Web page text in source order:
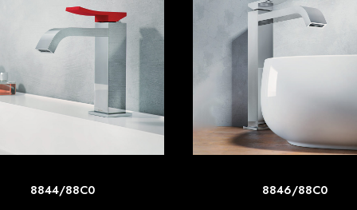
SCOPRI DI PIU'
8844/88C0 SCOPRI DI PIU'
8846/88C0